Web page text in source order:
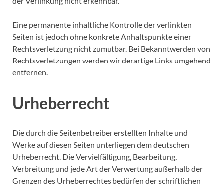
Eine permanente inhaltliche Kontrolle der verlinkten
Seiten ist jedoch ohne konkrete Anhaltspunkte einer
Rechtsverletzung nicht zumutbar. Bei Bekanntwerden von
Rechtsverletzungen werden wir derartige Links umgehend
entfernen.
Urheberrecht
Die durch die Seitenbetreiber erstellten Inhalte und
Werke auf diesen Seiten unterliegen dem deutschen
Urheberrecht. Die Vervielfältigung, Bearbeitung,
Verbreitung und jede Art der Verwertung außerhalb der
Grenzen des Urheberrechtes bedürfen der schriftlichen